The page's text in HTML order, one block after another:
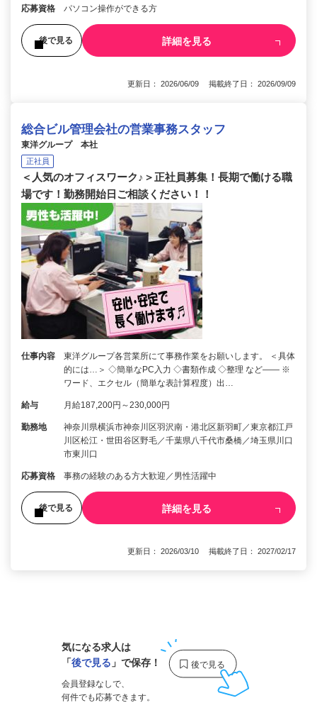
応募資格 パソコン操作ができる方
後で見る 詳細を見る
更新日： 2026/06/09 掲載終了日： 2026/09/09
総合ビル管理会社の営業事務スタッフ
東洋グループ 本社
正社員
＜人気のオフィスワーク♪＞正社員募集！長期で働ける職
場です！勤務開始日ご相談ください！！
仕事内容
東洋グループ各営業所にて事務作業をお願いします。 ＜具体
的には…＞ ◇簡単なPC入力 ◇書類作成 ◇整理 など―― ※
ワード、エクセル（簡単な表計算程度）出…
給与 月給187,200円～230,000円
勤務地
神奈川県横浜市神奈川区羽沢南・港北区新羽町／東京都江戸
川区松江・世田谷区野毛／千葉県八千代市桑橋／埼玉県川口
市東川口
応募資格 事務の経験のある方大歓迎／男性活躍中
後で見る 詳細を見る
更新日： 2026/03/10 掲載終了日： 2027/02/17
気になる求人は
「後で見る 」で保存！
会員登録なしで、
何件でも応募できます。